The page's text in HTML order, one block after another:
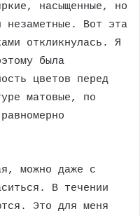
насыщенные, но
незаметные. Вот эта
откликнулась. Я
была
цветов перед
матовые, по
можно даже с
В течении
Это для меня